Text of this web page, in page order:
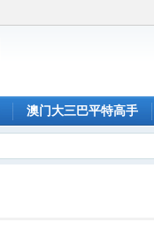
澳门大三巴平特高手